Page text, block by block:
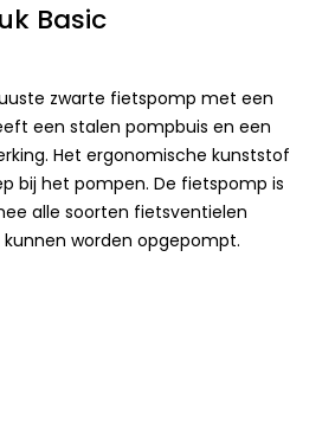
Basic
zwarte fietspomp met een
een stalen pompbuis en een
Het ergonomische kunststof
bij het pompen. De fietspomp is
alle soorten fietsventielen
worden opgepompt.